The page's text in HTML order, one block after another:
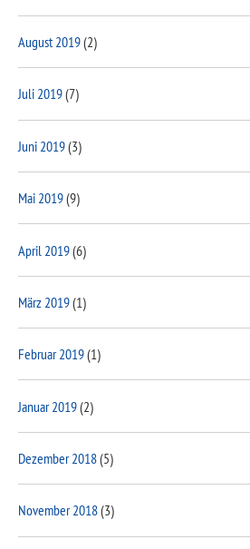
August 2019(2)
Juli 2019(7)
Juni 2019(3)
Mai 2019(9)
April 2019(6)
März 2019(1)
Februar 2019(1)
Januar 2019(2)
Dezember 2018(5)
November 2018(3)